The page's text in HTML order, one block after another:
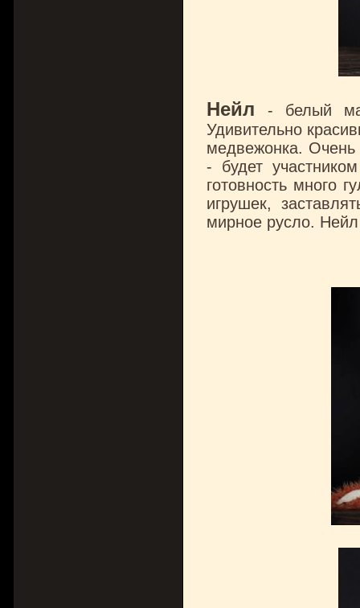
Нейл
- белый
Удивительно
медвежонка.
- будет
готовность много
игрушек,
мирное русло.